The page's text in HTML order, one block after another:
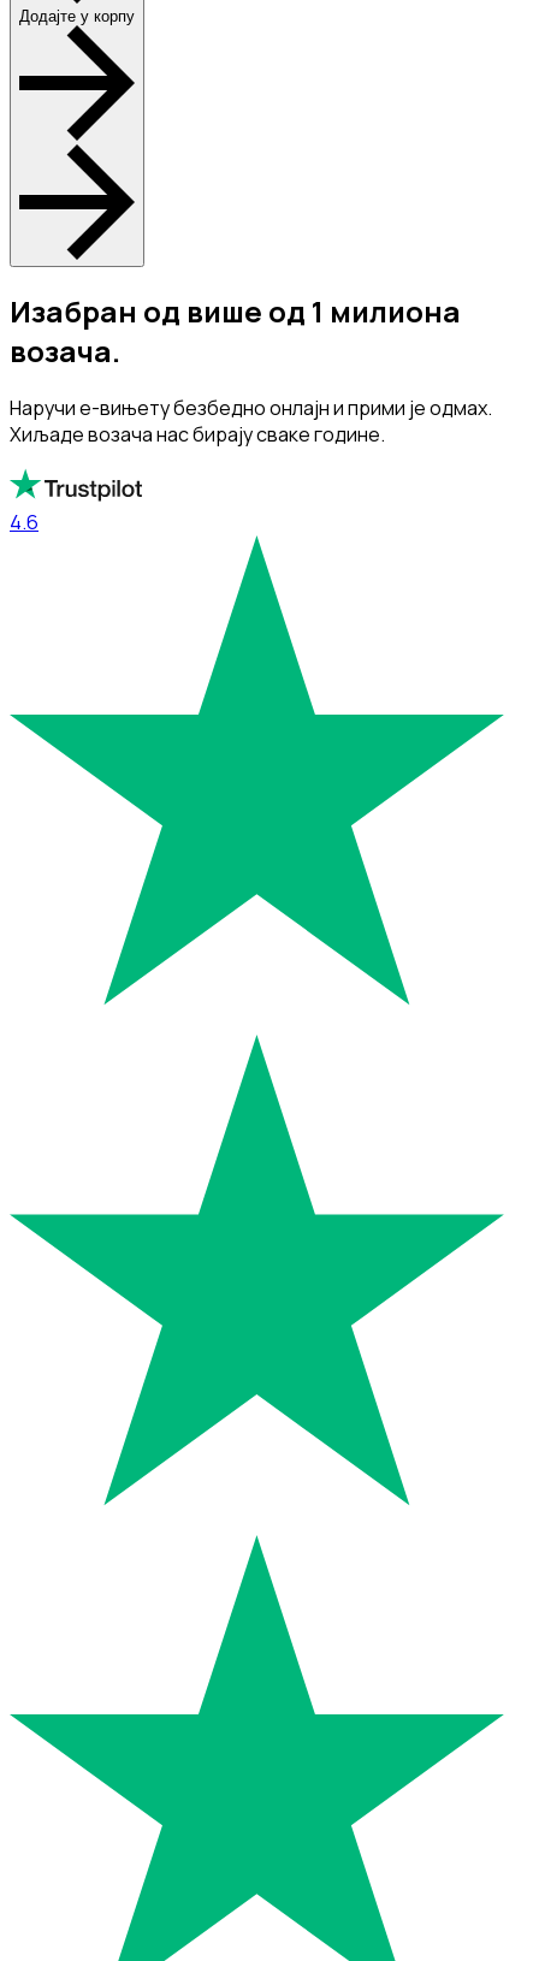
Додајте у корпу
Изабран од више од 1 милиона
возача.
Наручи е-вињету безбедно онлајн и прими је одмах.
Хиљаде возача нас бирају сваке године.
4.6